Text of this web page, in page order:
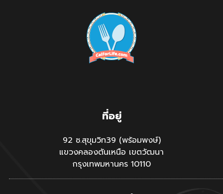
ที่อยู่
92 ซ.สุขุมวิท39 (พร้อมพงษ์)
แขวงคลองตันเหนือ เขตวัฒนา
กรุงเทพมหานคร 10110